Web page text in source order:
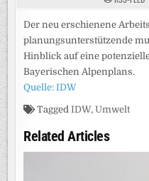
Der neu erschienene
planungsunterstützende
Hinblick auf eine
Bayerischen Alpenplans.
Quelle: IDW
TaggedIDW,Umwelt
Related Articles